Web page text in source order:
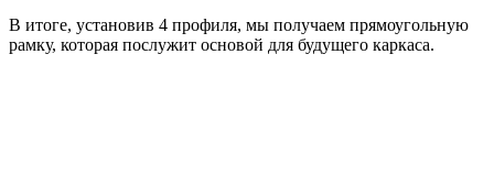
В итоге, установив 4 профиля, мы получаем прямоугольную
рамку, которая послужит основой для будущего каркаса.